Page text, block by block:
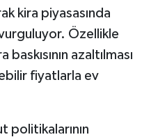
kira piyasasında
Özellikle
azaltılması
fiyatlarla ev
politikalarının